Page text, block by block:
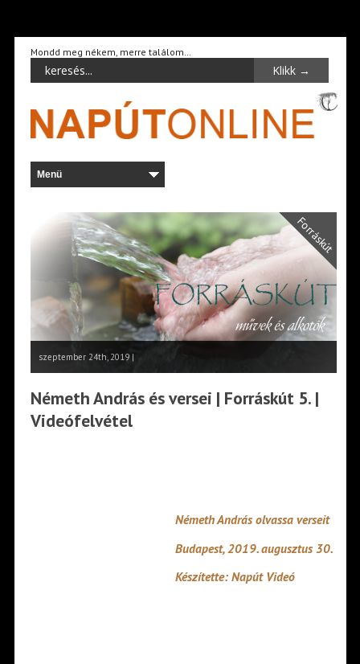
Mondd meg nékem, merre találom…
Forráskút
szeptember 24th, 2019 |
Németh András és versei | Forráskút 5. |
Videófelvétel
Németh András olvassa verseit
Budapest, 2019. augusztus 30.
Készítette: Napút Videó